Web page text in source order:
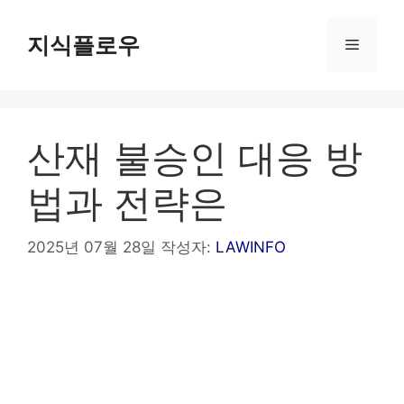
지식플로우 메
산재 불승인 대응 방
법과 전략은
2025년 07월 28일 작성자: LAWINFO